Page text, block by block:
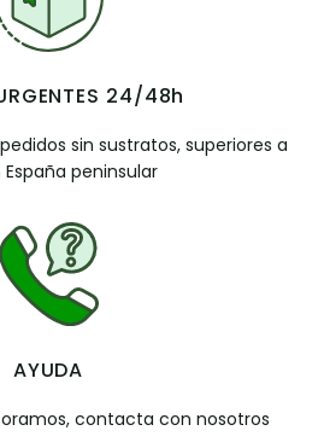
24/48h
sin sustratos, superiores a
peninsular
AYUDA
contacta con nosotros